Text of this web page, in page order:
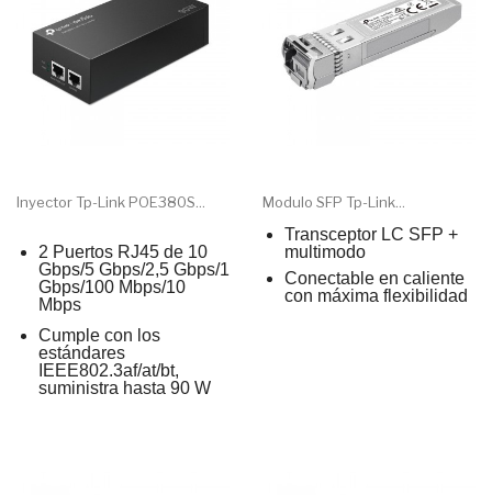
Inyector Tp-Link POE380S...
2 Puertos RJ45 de 10
Gbps/5 Gbps/2,5 Gbps/1
Gbps/100 Mbps/10
Mbps
Cumple con los
estándares
IEEE802.3af/at/bt,
suministra hasta 90 W
Modulo SFP Tp-Link...
Transceptor LC SFP +
multimodo
Conectable en caliente
con máxima flexibilidad